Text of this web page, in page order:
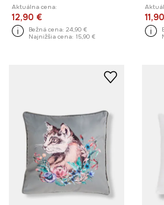
Aktuálna cena:
12,90 €
Bežná cena: 24,90 €
Najnižšia cena: 15,90 €